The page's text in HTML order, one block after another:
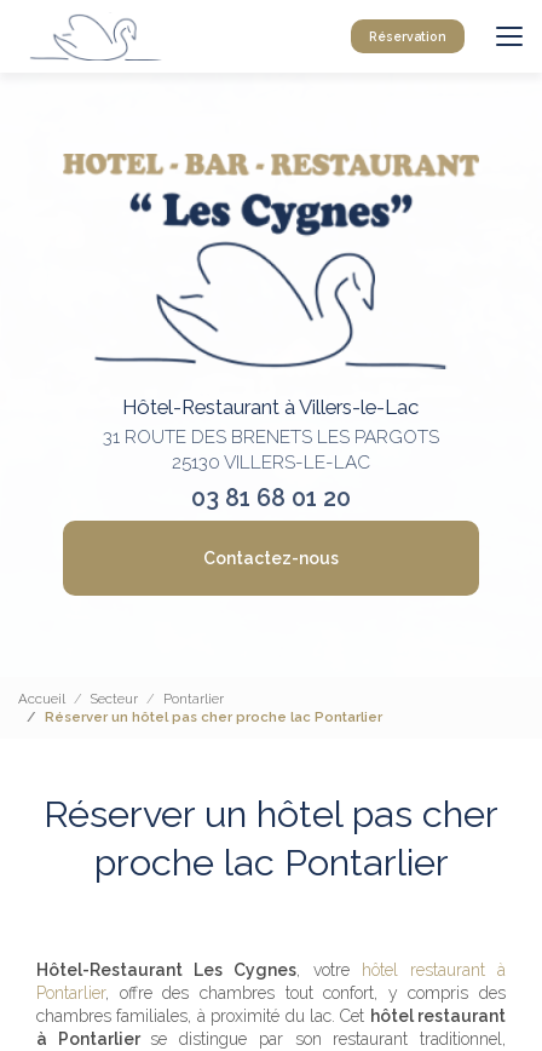
contenu
Réservation
Hôtel-Restaurant à Villers-le-Lac
31 ROUTE DES BRENETS LES PARGOTS
25130 VILLERS-LE-LAC
03 81 68 01 20
Contactez-nous
Accueil Secteur
Pontarlier
Réserver un hôtel pas cher proche lac Pontarlier
Réserver un hôtel pas cher
proche lac Pontarlier
Hôtel-Restaurant Les Cygnes, votre
hôtel restaurant à
Pontarlier, offre des chambres tout confort, y compris des
chambres familiales, à proximité du lac. Cet hôtel restaurant
à Pontarlier se distingue par son restaurant traditionnel,